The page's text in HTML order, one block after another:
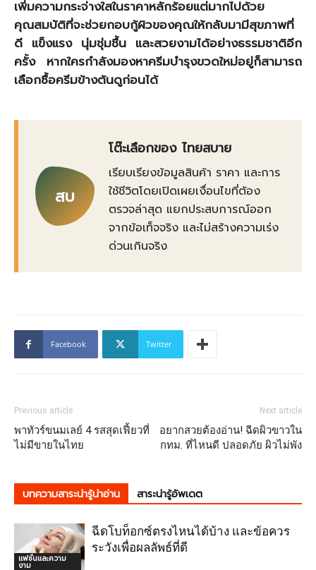
เพิ่มความกระจ่างใสในราคาหลักร้อยแต่มากไปด้วย
คุณสมบัติที่จะช่วยกอบกู้ผิวของคุณให้กลับมามีสุขภาพที่
ดี แข็งแรง นุ่มชุ่มชื้น และสวยงามได้อย่างธรรมชาติอีก
ครั้ง หากใครกำลังมองหาครีมบำรุงขวดใหม่อยู่ก็สามารถ
เลือกซื้อครีมข้างต้นดูก่อนได้
สบ
โต๊ะเลือกของ ไทยสบาย
เรียบเรียงข้อมูลสินค้า ราคา และการ
ใช้ชีวิตโดยเปิดเผยเงื่อนไขที่ต้อง
ตรวจล่าสุด แยกประสบการณ์ออก
จากข้อเท็จจริง และไม่สร้างความเร่ง
ด่วนเกินจริง
Facebook Twitter
Previous article
พาทัวร์ขนมเลย์ 4 รสสุดเฟี้ยวที่
ไม่มีขายในไทย
Next article
อยากสวยต้องอ่าน! ฉีดผิวขาวใน
กทม. ที่ไหนดี ปลอดภัย ผิวไม่พัง
บทความสาระน่ารู้น่าอ่าน สาระน่ารู้อัพเดต
แฟชั่นและความ
งาม
ฉีดโบท็อกซ์ตรงไหนได้บ้าง และข้อควร
ระวังเพื่อผลลัพธ์ที่ดี